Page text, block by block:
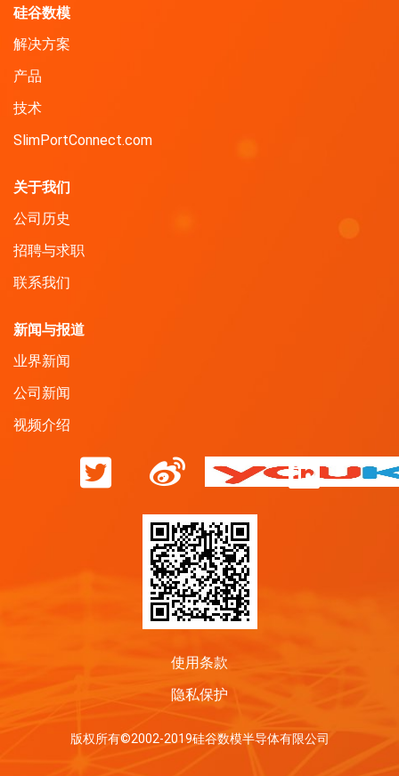
硅谷数模
解决方案
产品
技术
SlimPortConnect.com
关于我们
公司历史
招聘与求职
联系我们
新闻与报道
业界新闻
公司新闻
视频介绍
使用条款
隐私保护
版权所有©2002-2019硅谷数模半导体有限公司